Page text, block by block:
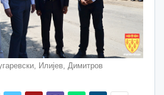
Илијев, Димитров